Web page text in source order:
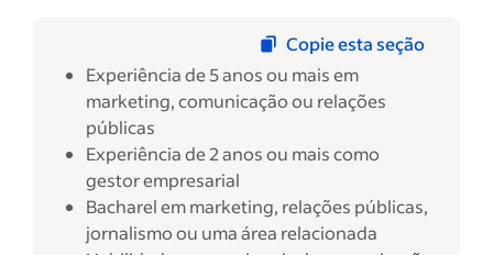
Copie esta seção
Experiência de 5 anos ou mais em
marketing, comunicação ou relações
públicas
Experiência de 2 anos ou mais como
gestor empresarial
Bacharel em marketing, relações públicas,
jornalismo ou uma área relacionada